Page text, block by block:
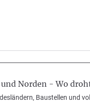
Norden - Wo
Baustellen und